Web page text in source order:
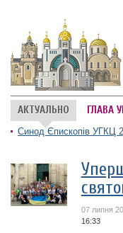
АКТУАЛЬНО ГЛАВА
Синод Єпископів УГКЦ
07 липня
16:33